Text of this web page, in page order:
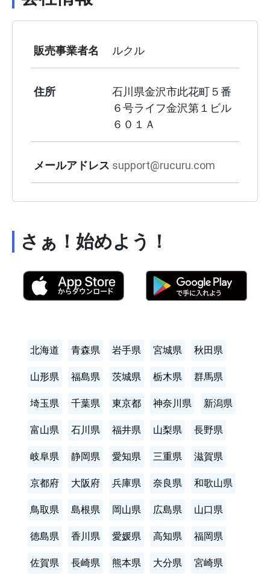
販売事業者名 ルクル
住所
石川県金沢市此花町５番
６号ライフ金沢第１ビル
６０１Ａ
メールアドレス support@rucuru.com
さぁ！始めよう！
北海道 青森県 岩手県 宮城県 秋田県
山形県 福島県 茨城県 栃木県 群馬県
埼玉県 千葉県 東京都 神奈川県 新潟県
富山県 石川県 福井県 山梨県 長野県
岐阜県 静岡県 愛知県 三重県 滋賀県
京都府 大阪府 兵庫県 奈良県 和歌山県
鳥取県 島根県 岡山県 広島県 山口県
徳島県 香川県 愛媛県 高知県 福岡県
佐賀県 長崎県 熊本県 大分県 宮崎県